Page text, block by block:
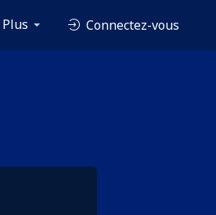
Plus Connectez-vous